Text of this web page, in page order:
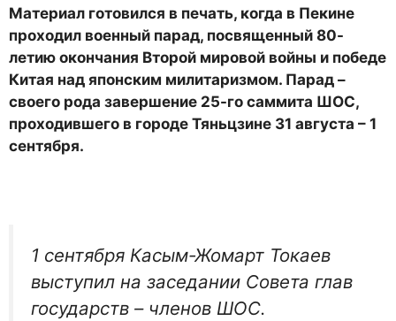
Материал готовился в печать, когда в Пекине
проходил военный парад, посвященный 80-
летию окончания Второй мировой войны и победе
Китая над японским милитаризмом. Парад –
своего рода завершение 25-го саммита ШОС,
проходившего в городе Тяньцзине 31 августа – 1
сентября.
1 сентября Касым-Жомарт Токаев
выступил на заседании Совета глав
государств – членов ШОС.